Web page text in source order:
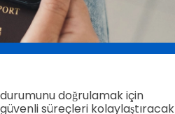
doğrulamak için
süreçleri kolaylaştıracak